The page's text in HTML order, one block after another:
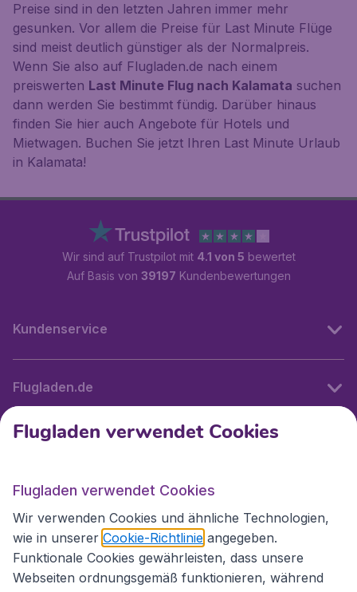
Preise sind in den letzten Jahren immer mehr
gesunken. Vor allem die Preise für Last Minute Flüge
sind meist deutlich günstiger als der Normalpreis.
Wenn Sie also auf Flugladen.de nach einem
preiswerten Last Minute Flug nach Kalamata suchen
dann werden Sie bestimmt fündig. Darüber hinaus
finden Sie hier auch Angebote für Hotels und
Mietwagen. Buchen Sie jetzt Ihren Last Minute Urlaub
in Kalamata!
Wir sind auf Trustpilot mit 4.1 von 5 bewertet
Auf Basis von 39197 Kundenbewertungen
Kundenservice
Flugladen.de
Internationale Webseiten
Folgen Sie uns:
Flugladen verwendet Cookies
Flugladen verwendet Cookies
Wir verwenden Cookies und ähnliche Technologien,
wie in unserer Cookie-Richtlinie angegeben.
Funktionale Cookies gewährleisten, dass unsere
Webseiten ordnungsgemäß funktionieren, während